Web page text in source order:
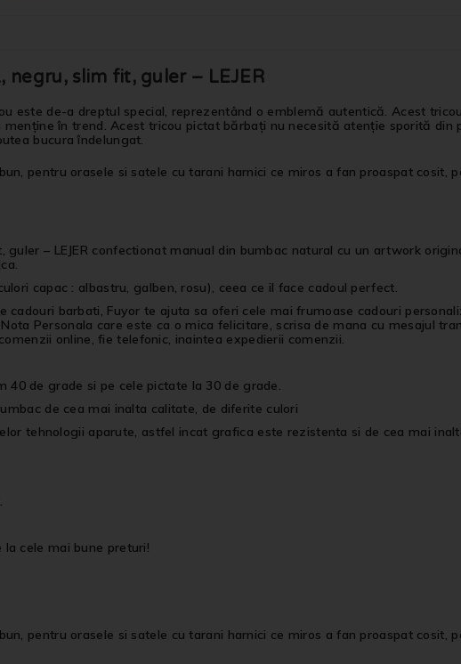
negru, slim fit, guler – LEJER
este de-a dreptul special, reprezentând o emblemă autentică. Acest
în trend. Acest tricou pictat bărbați nu necesită atenție sporită din
bucura îndelungat.
pentru orasele si satele cu tarani harnici ce miros a fan proaspat cosit,
guler – LEJER confectionat manual din bumbac natural cu un artwork
capac : albastru, galben, rosu), ceea ce il face cadoul perfect.
cadouri barbati, Fuyor te ajuta sa oferi cele mai frumoase cadouri
Personala care este ca o mica felicitare, scrisa de mana cu mesajul
online, fie telefonic, inaintea expedierii comenzii.
40 de grade si pe cele pictate la 30 de grade.
de cea mai inalta calitate, de diferite culori
tehnologii aparute, astfel incat grafica este rezistenta si de cea mai
.
cele mai bune preturi!
pentru orasele si satele cu tarani harnici ce miros a fan proaspat cosit,